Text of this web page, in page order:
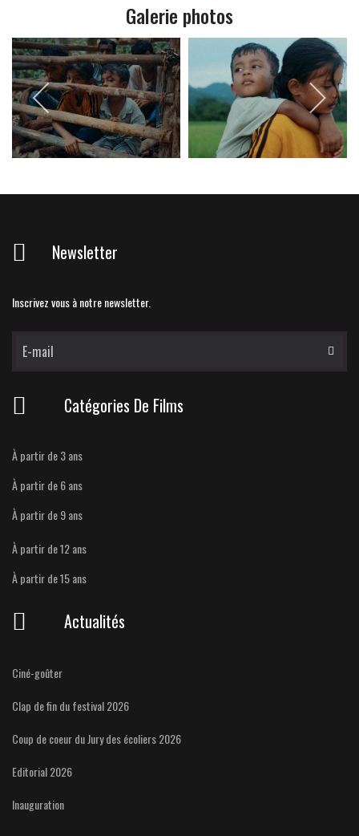
Galerie photos
Newsletter
Inscrivez vous à notre newsletter.
Catégories De Films
À partir de 3 ans
À partir de 6 ans
À partir de 9 ans
À partir de 12 ans
À partir de 15 ans
Actualités
Ciné-goûter
Clap de fin du festival 2026
Coup de coeur du Jury des écoliers 2026
Editorial 2026
Inauguration